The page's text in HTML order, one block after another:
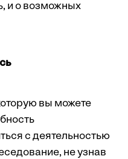
и о возможных
вы можете
с деятельностью
не узнав